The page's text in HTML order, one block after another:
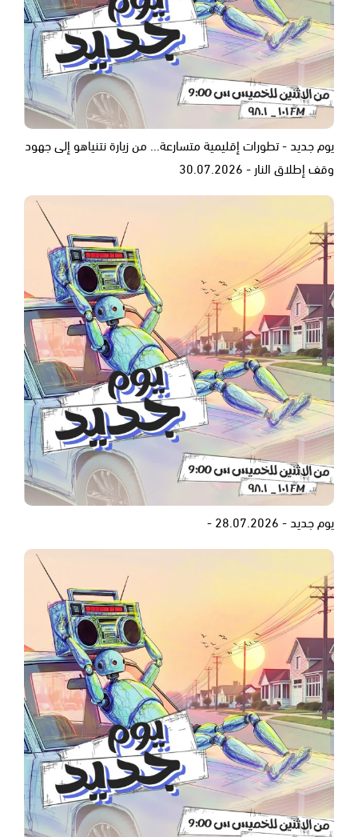
يوم جديد - تطورات إقليمية متسارعة... من زيارة نتنياهو إلى جهود
وقف إطلاق النار - 30.07.2026
يوم جديد - 28.07.2026 -